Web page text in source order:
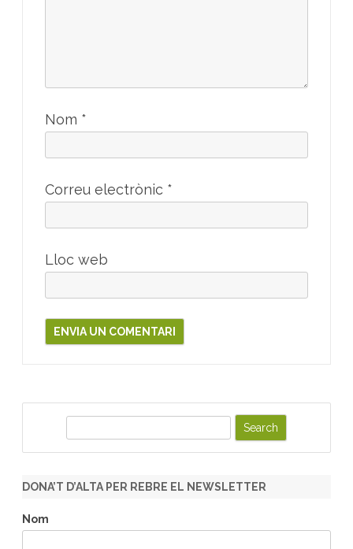
Nom *
Correu electrònic *
Lloc web
r
h
DONA’T D’ALTA PER REBRE EL NEWSLETTER
Nom